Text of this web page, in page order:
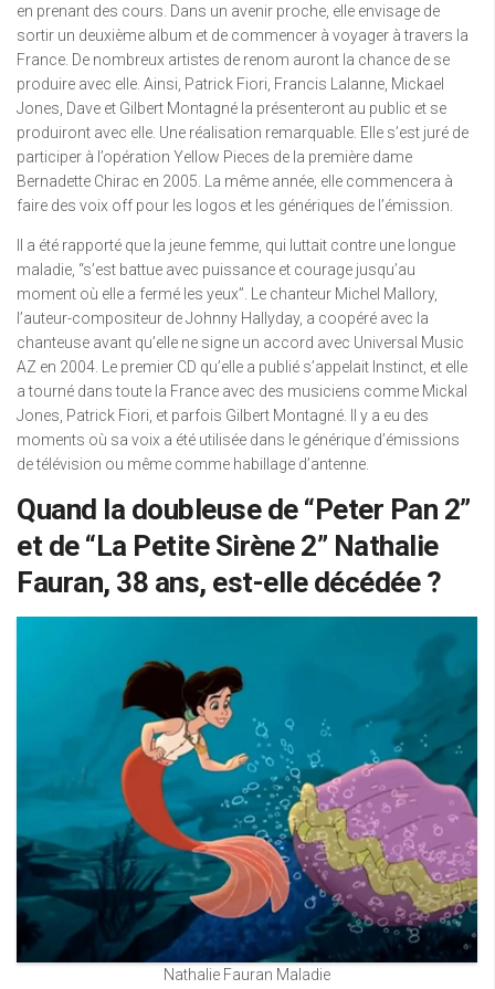
en prenant des cours. Dans un avenir proche, elle envisage de
sortir un deuxième album et de commencer à voyager à travers la
France. De nombreux artistes de renom auront la chance de se
produire avec elle. Ainsi, Patrick Fiori, Francis Lalanne, Mickael
Jones, Dave et Gilbert Montagné la présenteront au public et se
produiront avec elle. Une réalisation remarquable. Elle s’est juré de
participer à l’opération Yellow Pieces de la première dame
Bernadette Chirac en 2005. La même année, elle commencera à
faire des voix off pour les logos et les génériques de l’émission.
Il a été rapporté que la jeune femme, qui luttait contre une longue
maladie, “s’est battue avec puissance et courage jusqu’au
moment où elle a fermé les yeux”. Le chanteur Michel Mallory,
l’auteur-compositeur de Johnny Hallyday, a coopéré avec la
chanteuse avant qu’elle ne signe un accord avec Universal Music
AZ en 2004. Le premier CD qu’elle a publié s’appelait Instinct, et elle
a tourné dans toute la France avec des musiciens comme Mickal
Jones, Patrick Fiori, et parfois Gilbert Montagné. Il y a eu des
moments où sa voix a été utilisée dans le générique d’émissions
de télévision ou même comme habillage d’antenne.
Quand la doubleuse de “Peter Pan 2”
et de “La Petite Sirène 2” Nathalie
Fauran, 38 ans, est-elle décédée ?
Nathalie Fauran Maladie